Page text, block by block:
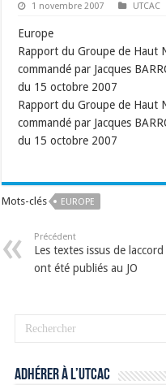
1 novembre 2007 UTCAC
Europe
Rapport du Groupe de Haut
commandé par Jacques
du 15 octobre 2007
Rapport du Groupe de Haut
commandé par Jacques
du 15 octobre 2007
Mots-clés EUROPE
Précédent
Les textes issus de
ont été publiés au JO
Adhérer à l’UTCAC